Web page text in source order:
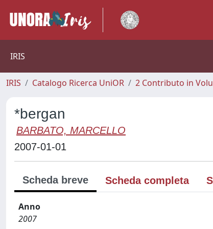
IRIS
IRIS Catalogo Ricerca UniOR 2 Contributo in
*bergan
BARBATO, MARCELLO
2007-01-01
Scheda breve Scheda completa
Anno
2007